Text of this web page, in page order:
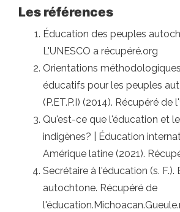
Les références
Éducation des peuples
L'UNESCO a récupéré.org
Orientations
éducatifs pour les peuples
(P.ET.P.I) (2014). Récupéré de
Qu'est-ce que l'éducation et
indigènes? | Éducation
Amérique latine (2021).
Secrétaire à l'éducation (s. F.).
autochtone. Récupéré de